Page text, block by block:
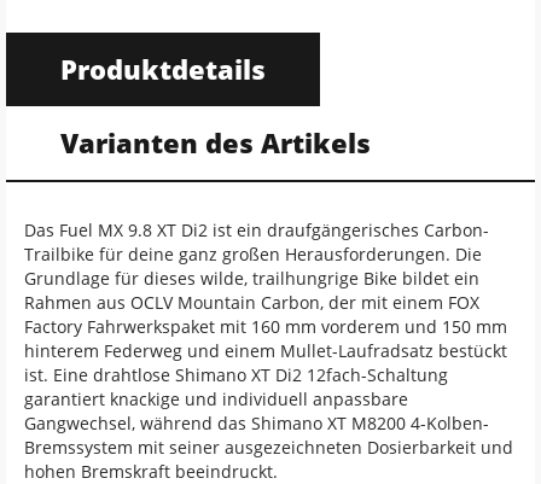
Produktdetails
Varianten des Artikels
Das Fuel MX 9.8 XT Di2 ist ein draufgängerisches Carbon-
Trailbike für deine ganz großen Herausforderungen. Die
Grundlage für dieses wilde, trailhungrige Bike bildet ein
Rahmen aus OCLV Mountain Carbon, der mit einem FOX
Factory Fahrwerkspaket mit 160 mm vorderem und 150 mm
hinterem Federweg und einem Mullet-Laufradsatz bestückt
ist. Eine drahtlose Shimano XT Di2 12fach-Schaltung
garantiert knackige und individuell anpassbare
Gangwechsel, während das Shimano XT M8200 4-Kolben-
Bremssystem mit seiner ausgezeichneten Dosierbarkeit und
hohen Bremskraft beeindruckt.